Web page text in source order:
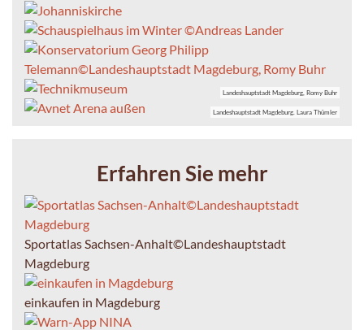
Landeshauptstadt Magdeburg, Romy Buhr
Landeshauptstadt Magdeburg. Laura Thümler
Erfahren Sie mehr
Sportatlas Sachsen-Anhalt©Landeshauptstadt
Magdeburg
einkaufen in Magdeburg